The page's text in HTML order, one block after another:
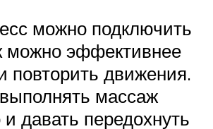
можно подключить
можно эффективнее
повторить движения.
массаж
давать передохнуть